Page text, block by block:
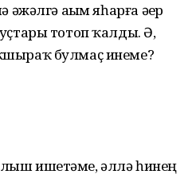
әжәлгә аҙым яһарға әҙер
тотоп ҡалды. Ә,
булмаҫ инеме?
ишетәме, әллә һинең